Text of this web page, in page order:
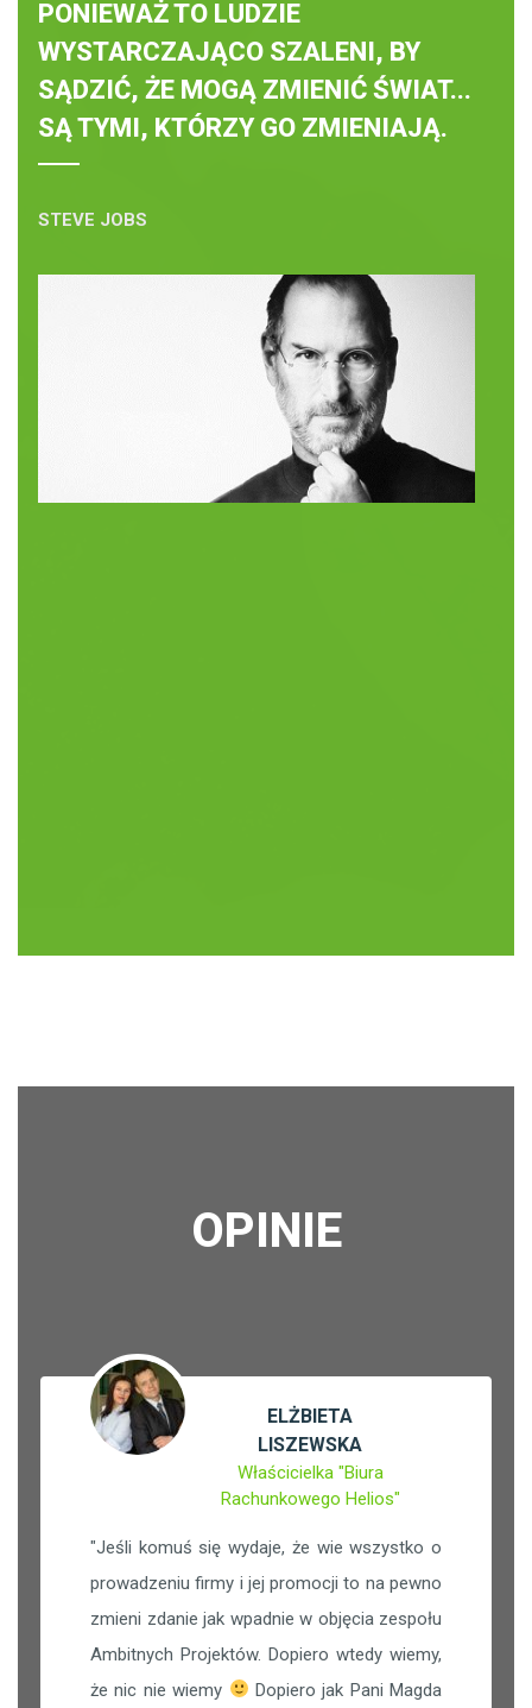
PONIEWAŻ TO LUDZIE
WYSTARCZAJĄCO SZALENI, BY
SĄDZIĆ, ŻE MOGĄ ZMIENIĆ ŚWIAT...
SĄ TYMI, KTÓRZY GO ZMIENIAJĄ.
STEVE JOBS
OPINIE
ELŻBIETA
LISZEWSKA
Właścicielka "Biura
Rachunkowego Helios"
"Jeśli komuś się wydaje, że wie wszystko o
prowadzeniu firmy i jej promocji to na pewno
zmieni zdanie jak wpadnie w objęcia zespołu
Ambitnych Projektów. Dopiero wtedy wiemy,
że nic nie wiemy
Dopiero jak Pani Magda